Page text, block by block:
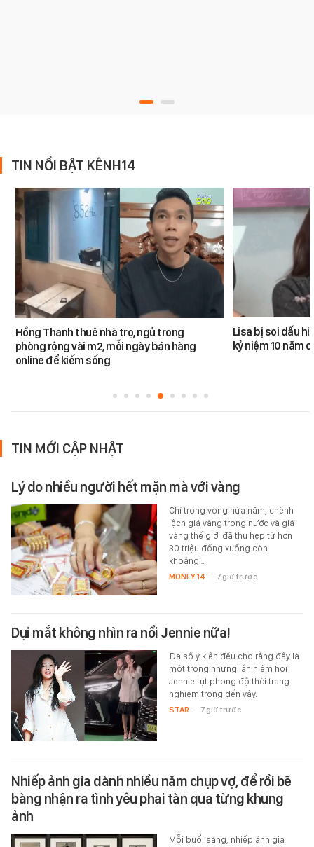
TIN NỔI BẬT KÊNH14
Hồng Thanh thuê nhà trọ, ngủ trong
phòng rộng vài m2, mỗi ngày bán hàng
online để kiếm sống
Lisa bị soi dấu
kỷ niệm 10 năm
TIN MỚI CẬP NHẬT
Lý do nhiều người hết mặn mà với vàng
Chỉ trong vòng nửa năm, chênh
lệch giá vàng trong nước và giá
vàng thế giới đã thu hẹp từ hơn
30 triệu đồng xuống còn
khoảng…
MONEY.14 - 7 giờ trước
Dụi mắt không nhìn ra nổi Jennie nữa!
Đa số ý kiến đều cho rằng đây là
một trong những lần hiếm hoi
Jennie tụt phong độ thời trang
nghiêm trọng đến vậy.
STAR - 7 giờ trước
Nhiếp ảnh gia dành nhiều năm chụp vợ, để rồi bẽ
bàng nhận ra tình yêu phai tàn qua từng khung
ảnh
Mỗi buổi sáng, nhiếp ảnh gia